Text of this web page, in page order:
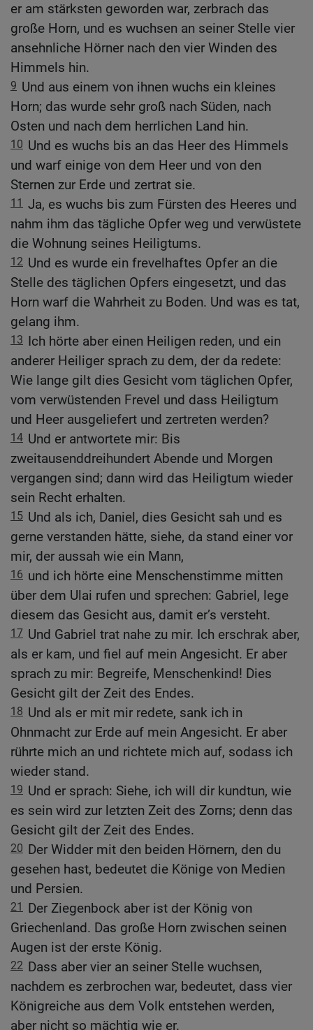
er am stärksten geworden war, zerbrach das
große Horn, und es wuchsen an seiner Stelle vier
ansehnliche Hörner nach den vier Winden des
Himmels hin.
9 Und aus einem von ihnen wuchs ein kleines
Horn; das wurde sehr groß nach Süden, nach
Osten und nach dem herrlichen Land hin.
10 Und es wuchs bis an das Heer des Himmels
und warf einige von dem Heer und von den
Sternen zur Erde und zertrat sie.
11 Ja, es wuchs bis zum Fürsten des Heeres und
nahm ihm das tägliche Opfer weg und verwüstete
die Wohnung seines Heiligtums.
12 Und es wurde ein frevelhaftes Opfer an die
Stelle des täglichen Opfers eingesetzt, und das
Horn warf die Wahrheit zu Boden. Und was es tat,
gelang ihm.
13 Ich hörte aber einen Heiligen reden, und ein
anderer Heiliger sprach zu dem, der da redete:
Wie lange gilt dies Gesicht vom täglichen Opfer,
vom verwüstenden Frevel und dass Heiligtum
und Heer ausgeliefert und zertreten werden?
14 Und er antwortete mir: Bis
zweitausenddreihundert Abende und Morgen
vergangen sind; dann wird das Heiligtum wieder
sein Recht erhalten.
15 Und als ich, Daniel, dies Gesicht sah und es
gerne verstanden hätte, siehe, da stand einer vor
mir, der aussah wie ein Mann,
16 und ich hörte eine Menschenstimme mitten
über dem Ulai rufen und sprechen: Gabriel, lege
diesem das Gesicht aus, damit er’s versteht.
17 Und Gabriel trat nahe zu mir. Ich erschrak aber,
als er kam, und fiel auf mein Angesicht. Er aber
sprach zu mir: Begreife, Menschenkind! Dies
Gesicht gilt der Zeit des Endes.
18 Und als er mit mir redete, sank ich in
Ohnmacht zur Erde auf mein Angesicht. Er aber
rührte mich an und richtete mich auf, sodass ich
wieder stand.
19 Und er sprach: Siehe, ich will dir kundtun, wie
es sein wird zur letzten Zeit des Zorns; denn das
Gesicht gilt der Zeit des Endes.
20 Der Widder mit den beiden Hörnern, den du
gesehen hast, bedeutet die Könige von Medien
und Persien.
21
Der Ziegenbock aber ist der König von
Griechenland. Das große Horn zwischen seinen
Augen ist der erste König.
22 Dass aber vier an seiner Stelle wuchsen,
nachdem es zerbrochen war, bedeutet, dass vier
Königreiche aus dem Volk entstehen werden,
aber nicht so mächtig wie er.